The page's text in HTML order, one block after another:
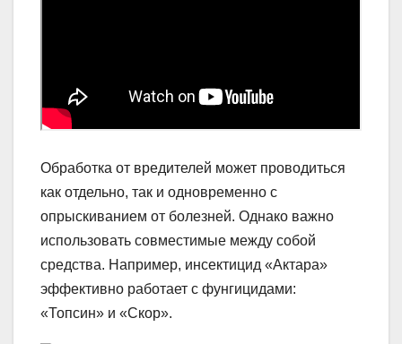
Обработка от вредителей может проводиться
как отдельно, так и одновременно с
опрыскиванием от болезней. Однако важно
использовать совместимые между собой
средства. Например, инсектицид «Актара»
эффективно работает с фунгицидами:
«Топсин» и «Скор».